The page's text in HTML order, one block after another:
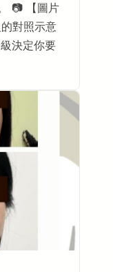
📷 【圖片
對照示意
決定你要